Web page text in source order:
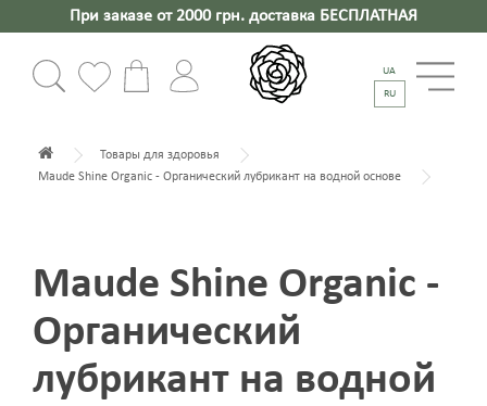
При заказе от 2000 грн. доставка БЕСПЛАТНАЯ
UA
RU
Товары для здоровья
Maude Shine Organic - Органический лубрикант на водной основе
Maude Shine Organic -
Органический
лубрикант на водной